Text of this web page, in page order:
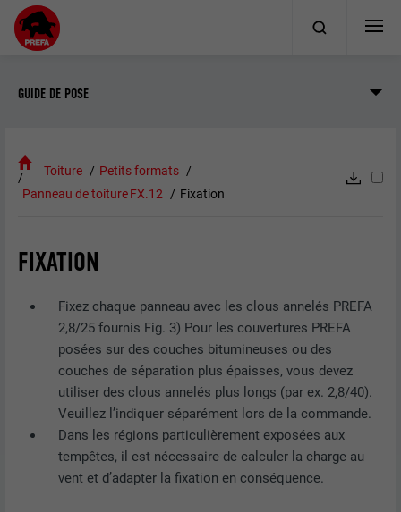
GUIDE DE POSE
Toiture
Petits formats
Panneau de toiture FX.12
Fixation
FIXATION
Fixez chaque panneau avec les clous annelés PREFA
2,8/25 fournis Fig. 3) Pour les couvertures PREFA
posées sur des couches bitumineuses ou des
couches de séparation plus épaisses, vous devez
utiliser des clous annelés plus longs (par ex. 2,8/40).
Veuillez l’indiquer séparément lors de la commande.
Dans les régions particulièrement exposées aux
tempêtes, il est nécessaire de calculer la charge au
vent et d’adapter la fixation en conséquence.